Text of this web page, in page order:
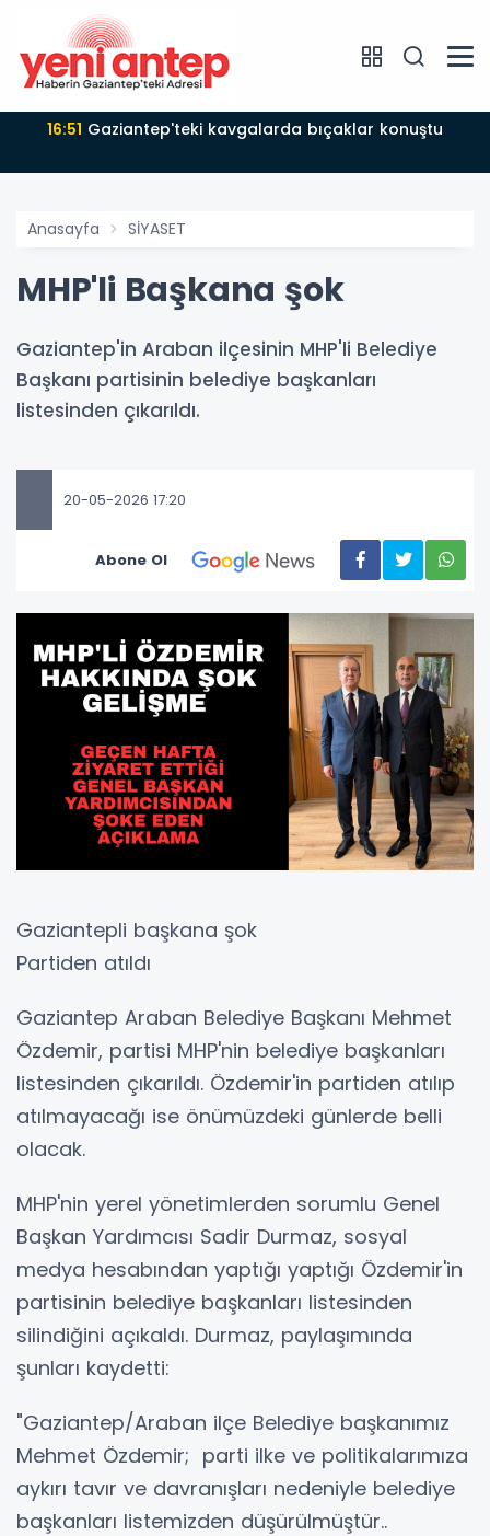
16:51 Gaziantep'teki kavgalarda bıçaklar konuştu
Anasayfa SİYASET
MHP'li Başkana şok
Gaziantep'in Araban ilçesinin MHP'li Belediye
Başkanı partisinin belediye başkanları
listesinden çıkarıldı.
20-05-2026 17:20
Abone Ol
Gaziantepli başkana şok
Partiden atıldı
Gaziantep Araban Belediye Başkanı Mehmet
Özdemir, partisi MHP'nin belediye başkanları
listesinden çıkarıldı. Özdemir'in partiden atılıp
atılmayacağı ise önümüzdeki günlerde belli
olacak.
MHP'nin yerel yönetimlerden sorumlu Genel
Başkan Yardımcısı Sadir Durmaz, sosyal
medya hesabından yaptığı yaptığı Özdemir'in
partisinin belediye başkanları listesinden
silindiğini açıkaldı. Durmaz, paylaşımında
şunları kaydetti:
"Gaziantep/Araban ilçe Belediye başkanımız
Mehmet Özdemir; parti ilke ve politikalarımıza
aykırı tavır ve davranışları nedeniyle belediye
başkanları listemizden düşürülmüştür..